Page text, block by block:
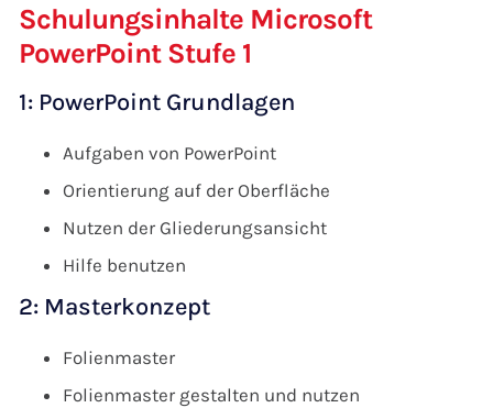
Schulungsinhalte Microsoft
PowerPoint Stufe 1
1: PowerPoint Grundlagen
Aufgaben von PowerPoint
Orientierung auf der Oberfläche
Nutzen der Gliederungsansicht
Hilfe benutzen
2: Masterkonzept
Folienmaster
Folienmaster gestalten und nutzen